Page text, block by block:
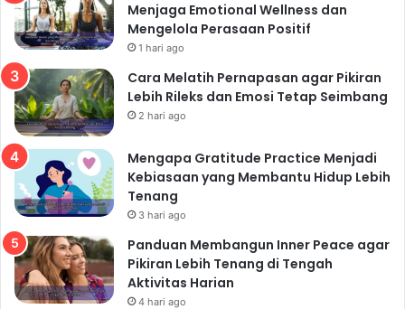
Menjaga Emotional Wellness dan
Mengelola Perasaan Positif
1 hari ago
Cara Melatih Pernapasan agar Pikiran
Lebih Rileks dan Emosi Tetap Seimbang
2 hari ago
Mengapa Gratitude Practice Menjadi
Kebiasaan yang Membantu Hidup Lebih
Tenang
3 hari ago
Panduan Membangun Inner Peace agar
Pikiran Lebih Tenang di Tengah
Aktivitas Harian
4 hari ago